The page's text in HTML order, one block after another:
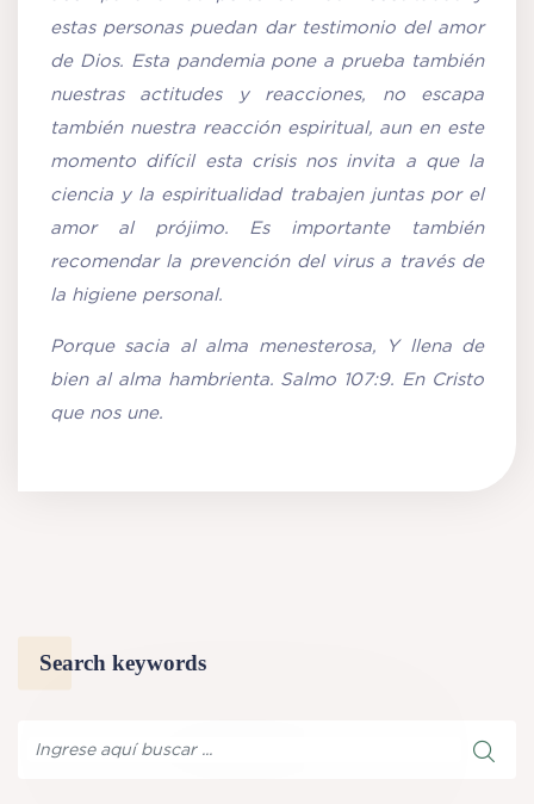
estas personas puedan dar testimonio del amor
de Dios. Esta pandemia pone a prueba también
nuestras actitudes y reacciones, no escapa
también nuestra reacción espiritual, aun en este
momento difícil esta crisis nos invita a que la
ciencia y la espiritualidad trabajen juntas por el
amor al prójimo. Es importante también
recomendar la prevención del virus a través de
la higiene personal.
Porque sacia al alma menesterosa, Y llena de
bien al alma hambrienta. Salmo 107:9. En Cristo
que nos une.
Search keywords